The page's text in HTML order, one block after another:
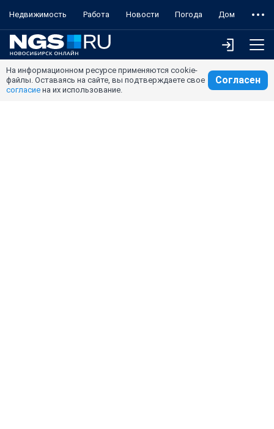
Недвижимость Работа Новости Погода Дом
На информационном ресурсе применяются cookie-
файлы. Оставаясь на сайте, вы подтверждаете свое
согласие на их использование.
Согласен